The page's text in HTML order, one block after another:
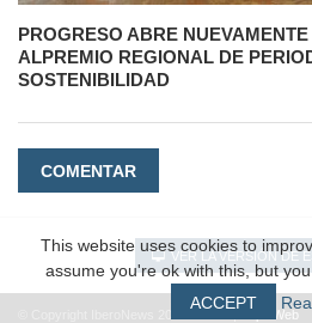
PROGRESO ABRE
ALPREMIO REGIONAL DE
SOSTENIBILIDAD
COMENTAR
VER LA VERSIÓN DE
#EpicWeb
This website uses cookies to
assume you're ok with this, but
ACCEPT